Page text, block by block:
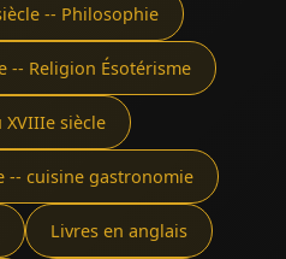
-- Philosophie
-- Religion Ésotérisme
XVIIIe siècle
-- cuisine gastronomie
Livres en anglais